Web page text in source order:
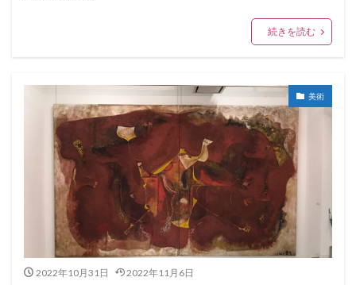
続きを読む
美術
2022年10月31日 2022年11月6日